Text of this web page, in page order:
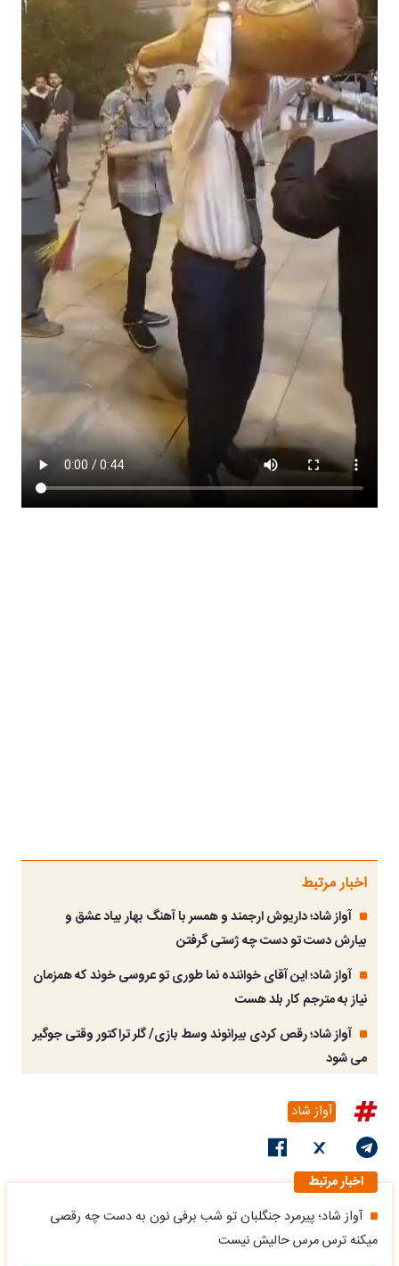
اخبار مرتبط
آواز شاد؛ داریوش ارجمند و همسر با آهنگ بهار بیاد عشق و
بیارش دست تو دست چه ژستی گرفتن
آواز شاد؛ این آقای خواننده نما طوری تو عروسی خوند که همزمان
نیاز به مترجم کار بلد هست
آواز شاد؛ رقص کردی بیرانوند وسط بازی/ گلر تراکتور وقتی جوگیر
می شود
آواز شاد
اخبار مرتبط
آواز شاد؛ پیرمرد جنگلبان تو شب برفی نون به دست چه رقصی
میکنه ترس مرس حالیش نیست